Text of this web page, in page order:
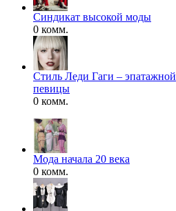
Синдикат высокой моды
0 комм.
Стиль Леди Гаги – эпатажной
певицы
0 комм.
Мода начала 20 века
0 комм.